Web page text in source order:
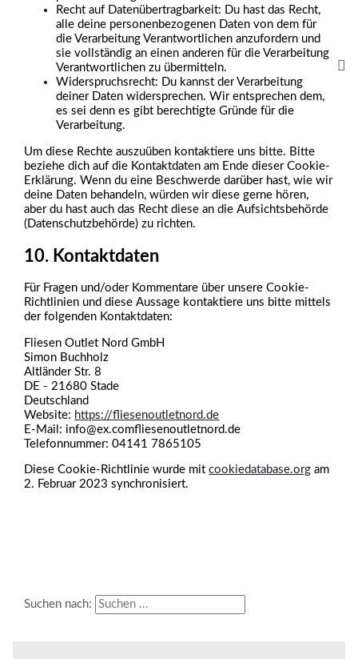
Recht auf Datenübertragbarkeit: Du hast das Recht,
alle deine personenbezogenen Daten von dem für
die Verarbeitung Verantwortlichen anzufordern und
sie vollständig an einen anderen für die Verarbeitung
Verantwortlichen zu übermitteln.
Widerspruchsrecht: Du kannst der Verarbeitung
deiner Daten widersprechen. Wir entsprechen dem,
es sei denn es gibt berechtigte Gründe für die
Verarbeitung.
Um diese Rechte auszuüben kontaktiere uns bitte. Bitte
beziehe dich auf die Kontaktdaten am Ende dieser Cookie-
Erklärung. Wenn du eine Beschwerde darüber hast, wie wir
deine Daten behandeln, würden wir diese gerne hören,
aber du hast auch das Recht diese an die Aufsichtsbehörde
(Datenschutzbehörde) zu richten.
10. Kontaktdaten
Für Fragen und/oder Kommentare über unsere Cookie-
Richtlinien und diese Aussage kontaktiere uns bitte mittels
der folgenden Kontaktdaten:
Fliesen Outlet Nord GmbH
Simon Buchholz
Altländer Str. 8
DE - 21680 Stade
Deutschland
Website: https://fliesenoutletnord.de
E-Mail: info@ex.comfliesenoutletnord.de
Telefonnummer: 04141 7865105
Diese Cookie-Richtlinie wurde mitcookiedatabase.org am
2. Februar 2023 synchronisiert.
Suchen nach: